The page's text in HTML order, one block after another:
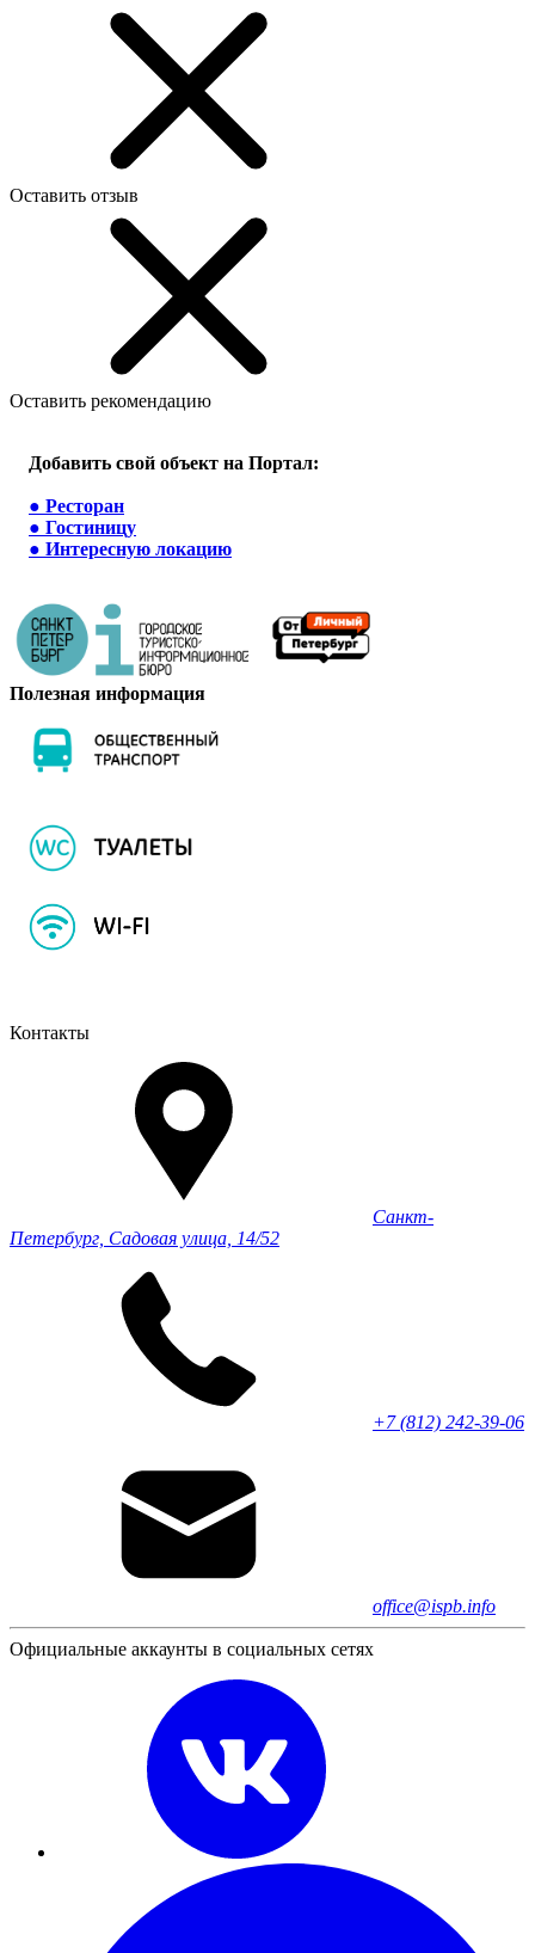
Оставить отзыв
Оставить рекомендацию
Добавить свой объект на Портал:
● Ресторан
● Гостиницу
● Интересную локацию
Полезная информация
Контакты
Санкт-
Петербург, Садовая улица, 14/52
+7 (812) 242-39-06
office@ispb.info
Официальные аккаунты в социальных сетях